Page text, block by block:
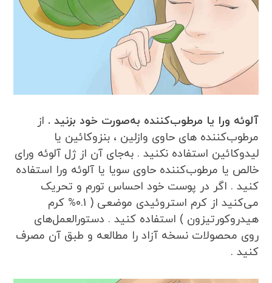
آلوئه ورا یا مرطوب‌کننده به‌صورت خود بزنید . از
مرطوب‌کننده های حاوی وازلین ، بنزوکائین یا
لیدوکائین استفاده نکنید . به‌جای آن از ژل آلوئه ورای
خالص یا مرطوب‌کننده حاوی سویا یا آلوئه ورا استفاده
کنید . اگر در پوست خود احساس تورم و تحریک
می‌کنید از کرم استروئیدی موضعی ( 0.1% کرم
هیدروکورتیزون ) استفاده کنید . دستورالعمل‌های
روی محصولات نسخه آزاد را مطالعه و طبق آن مصرف
کنید .